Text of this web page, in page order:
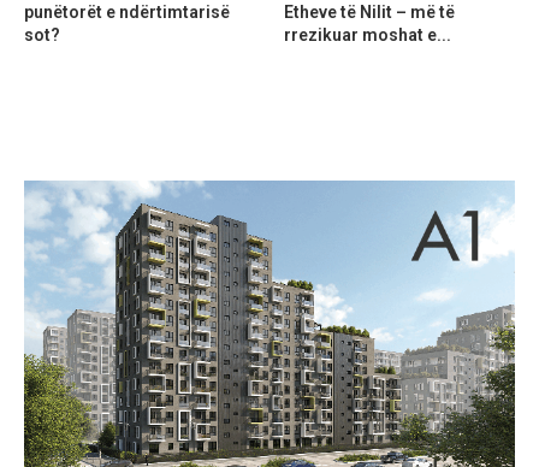
punëtorët e ndërtimtarisë
sot?
Etheve të Nilit – më të
rrezikuar moshat e...